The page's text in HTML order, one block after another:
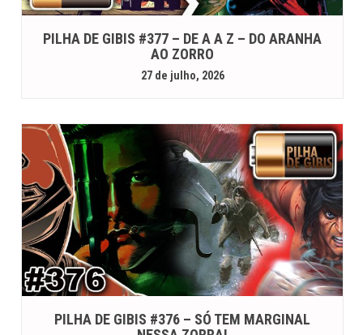
PILHA DE GIBIS #377 – DE A A Z – DO ARANHA
AO ZORRO
27 de julho, 2026
PILHA DE GIBIS #376 – SÓ TEM MARGINAL